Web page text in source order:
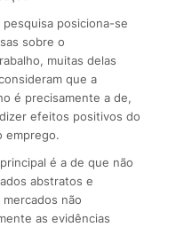
posiciona-se
sobre o
muitas delas
que a
é precisamente a de,
efeitos positivos do
emprego.
é a de que não
abstratos e
não
as evidências